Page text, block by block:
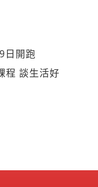
日開跑
程 談生活好